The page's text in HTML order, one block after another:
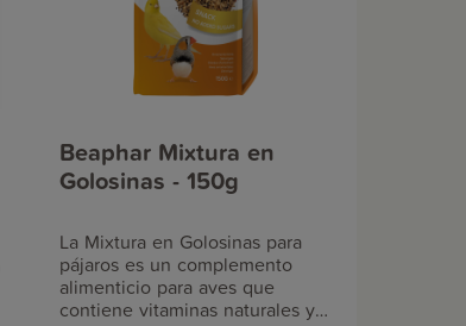
Beaphar Mixtura en
Golosinas - 150g
La Mixtura en Golosinas para
pájaros es un complemento
alimenticio para aves que
contiene vitaminas naturales y